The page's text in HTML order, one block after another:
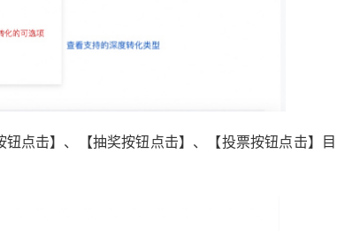
点击】、【抽奖按钮点击】、【投票按钮点击】目